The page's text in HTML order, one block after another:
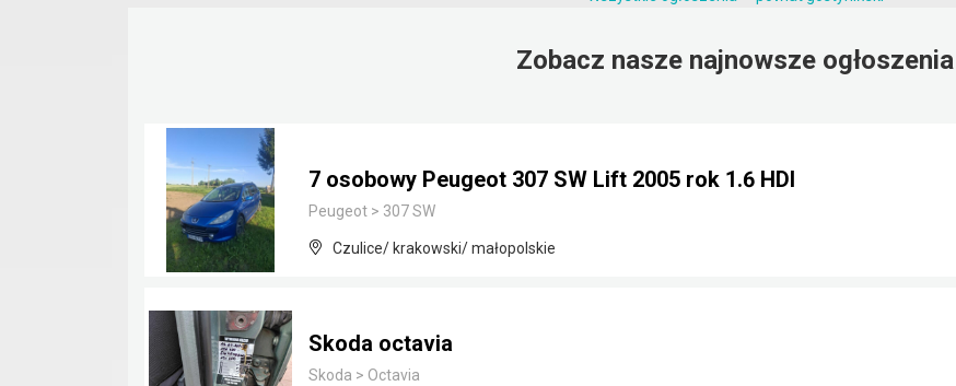
Zobacz nasze najnowsze ogłoszenia
7 osobowy Peugeot 307 SW Lift 2005 rok 1.6 HDI
Peugeot > 307 SW
Czulice/ krakowski/ małopolskie
Skoda octavia
Skoda > Octavia